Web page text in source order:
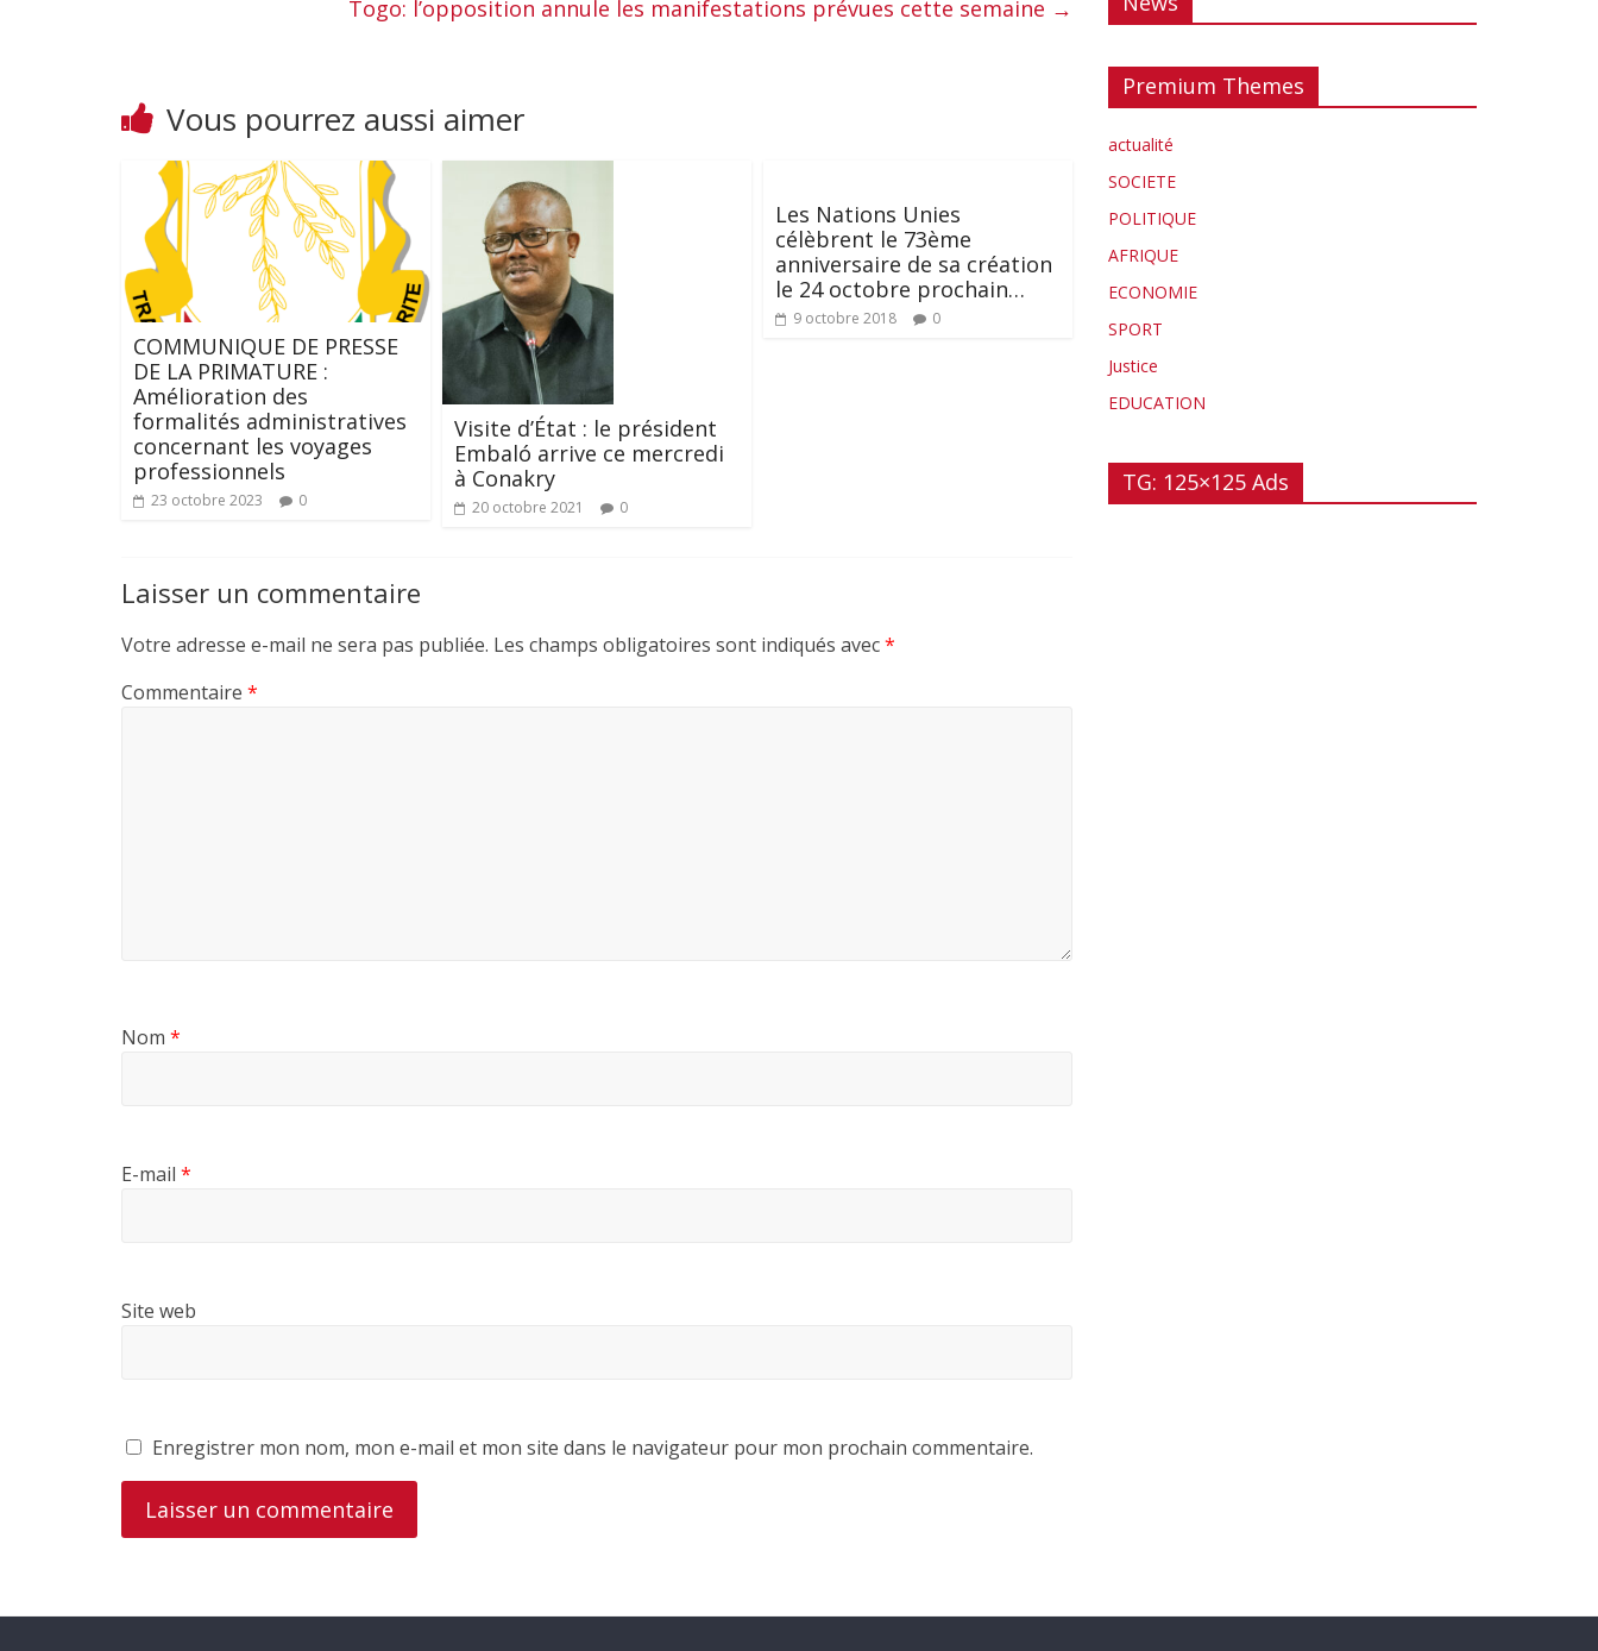
Togo: l’opposition annule les manifestations prévues cette semaine →
Vous pourrez aussi aimer
COMMUNIQUE DE PRESSE
DE LA PRIMATURE :
Amélioration des
formalités administratives
concernant les voyages
professionnels
23 octobre 2023 0
Visite d’État : le président
Embaló arrive ce mercredi
à Conakry
20 octobre 2021 0
Les Nations Unies
célèbrent le 73ème
anniversaire de sa création
le 24 octobre prochain…
9 octobre 2018 0
Laisser un commentaire
Votre adresse e-mail ne sera pas publiée. Les champs obligatoires sont indiqués avec*
Commentaire *
Nom *
E-mail *
Site web
Enregistrer mon nom, mon e-mail et mon site dans le navigateur pour mon prochain commentaire.
Premium Themes
actualité
SOCIETE
POLITIQUE
AFRIQUE
ECONOMIE
SPORT
Justice
EDUCATION
TG: 125×125 Ads